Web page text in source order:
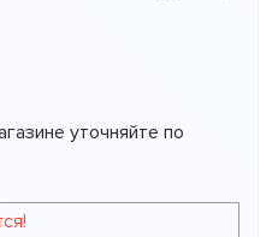
уточняйте по